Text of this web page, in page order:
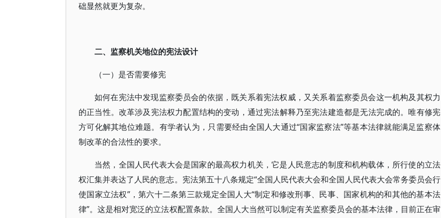
础显然就更为复杂。
二、监察机关地位的宪法设计
（一）是否需要修宪
如何在宪法中发现监察委员会的依据，既关系着宪法权威，又关系着监察委员会这一机构及其权力
的正当性。改革涉及宪法权力配置结构的变动，通过宪法解释乃至宪法建造都是无法完成的。唯有修宪
方可化解其地位难题。有学者认为，只需要经由全国人大通过“国家监察法”等基本法律就能满足监察体
制改革的合法性的要求。
当然，全国人民代表大会是国家的最高权力机关，它是人民意志的制度和机构载体，所行使的立法
权汇集并表达了人民的意志。宪法第五十八条规定“全国人民代表大会和全国人民代表大会常务委员会行
使国家立法权”，第六十二条第三款规定全国人大“制定和修改刑事、民事、国家机构的和其他的基本法
律”。这是相对宽泛的立法权配置条款。全国人大当然可以制定有关监察委员会的基本法律，目前正在审